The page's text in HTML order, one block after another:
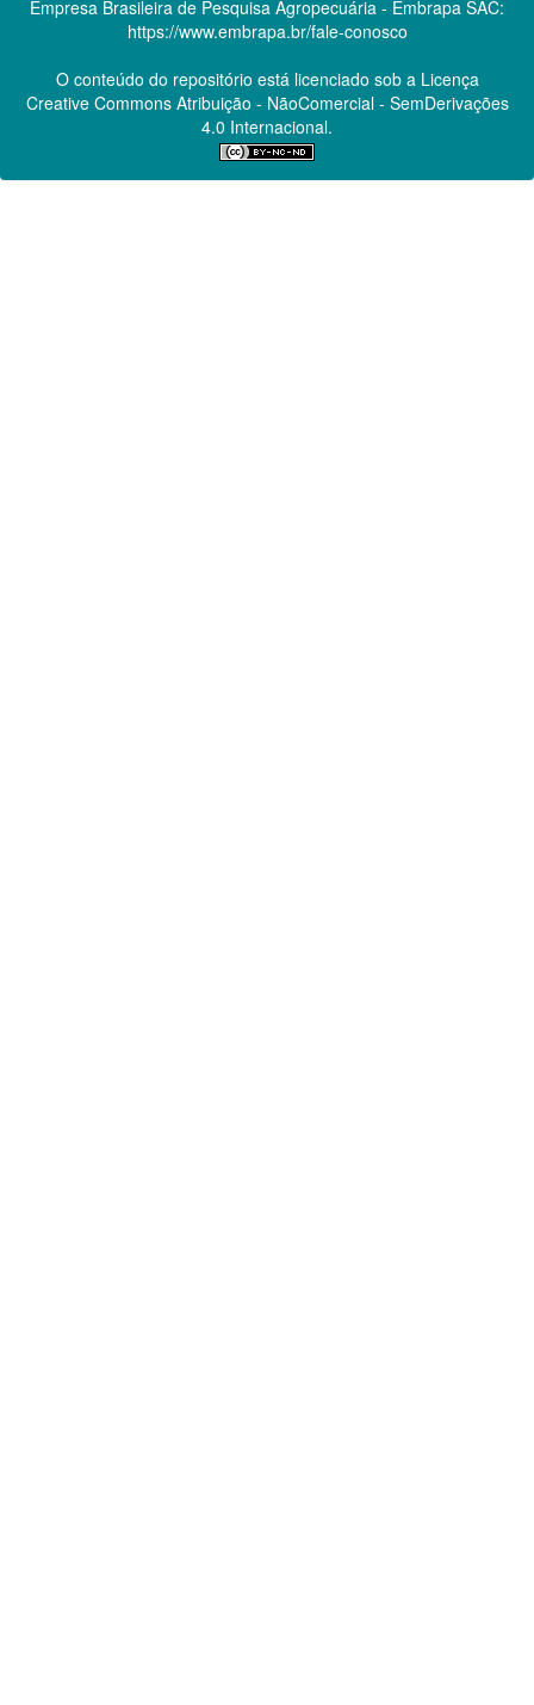
Empresa Brasileira de Pesquisa Agropecuária - Embrapa SAC:
https://www.embrapa.br/fale-conosco
O conteúdo do repositório está licenciado sob a Licença
Creative CommonsAtribuição - NãoComercial - SemDerivações
4.0 Internacional.